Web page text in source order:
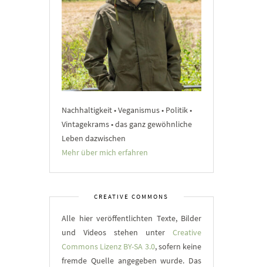
Nachhaltigkeit • Veganismus • Politik •
Vintagekrams • das ganz gewöhnliche
Leben dazwischen
Mehr über mich erfahren
CREATIVE COMMONS
Alle hier veröffentlichten Texte, Bilder
und Videos stehen unter Creative
Commons Lizenz BY-SA 3.0, sofern keine
fremde Quelle angegeben wurde. Das